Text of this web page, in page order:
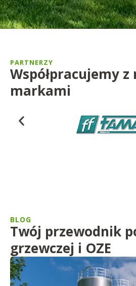
PARTNERZY
Współpracujemy
markami
BLOG
Twój przewodnik
grzewczej i OZE